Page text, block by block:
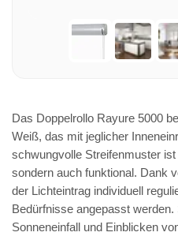
Das Doppelrollo Rayure 5000
Weiß, das mit jeglicher
schwungvolle Streifenmuster
sondern auch funktional. Dank
der Lichteintrag individuell
Bedürfnisse angepasst
Sonneneinfall und Einblicken